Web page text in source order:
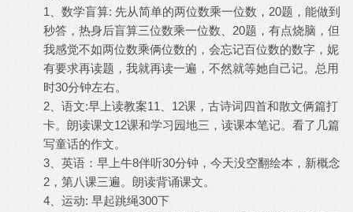
1、数学盲算: 先从简单的两位数乘一位数，20题，能做到
秒答，热身后盲算三位数乘一位数、20题，有点烧脑，但
我感觉不如两位数乘俩位数的，会忘记百位数的数字，妮
有要求再读题，我就再读一遍，不然就等她自己记。总用
时30分钟左右。
2、语文:早上读教案11、12课，古诗词四首和散文俩篇打
卡。朗读课文12课和学习园地三，读课本笔记。看了几篇
写童话的作文。
3、英语：早上牛8伴听30分钟，今天没空翻绘本，新概念
2，第八课三遍。朗读背诵课文。
4、运动: 早起跳绳300下